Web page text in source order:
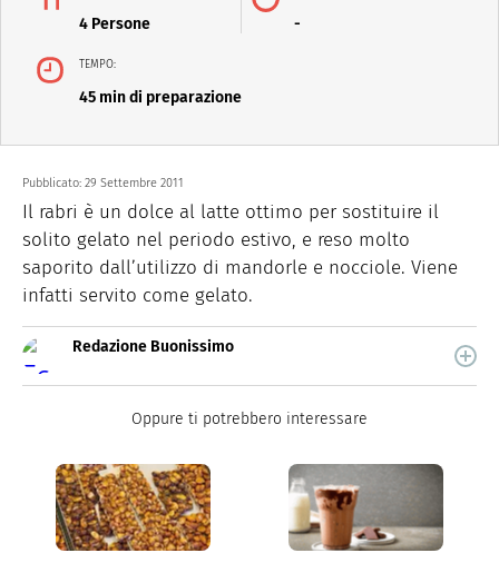
4 Persone -
TEMPO:
45 min di preparazione
Pubblicato: 29 Settembre 2011
Il rabri è un dolce al latte ottimo per sostituire il
solito gelato nel periodo estivo, e reso molto
saporito dall’utilizzo di mandorle e nocciole. Viene
infatti servito come gelato.
Redazione Buonissimo
quale trovi idee veloci, facili e spiegate passo passo.
Oppure ti potrebbero interessare